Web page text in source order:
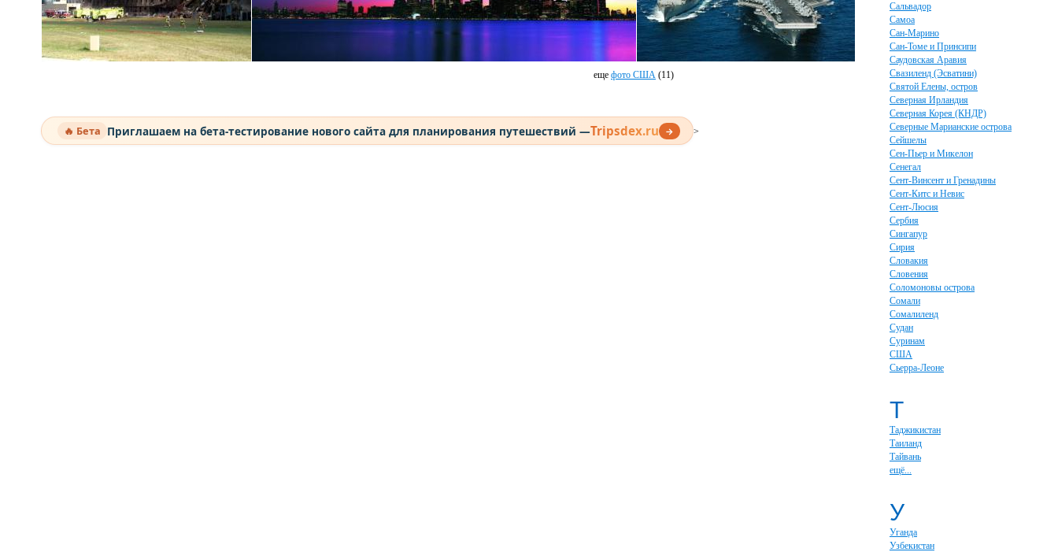
еще фото США (11)
🔥 Бета Приглашаем на бета-тестирование нового сайта для планирования путешествий —Tripsdex.ru → >
Сальвадор
Самоа
Сан-Марино
Сан-Томе и Принсипи
Саудовская Аравия
Свазиленд (Эсватини)
Святой Елены, остров
Северная Ирландия
Северная Корея (КНДР)
Северные Марианские острова
Сейшелы
Сен-Пьер и Микелон
Сенегал
Сент-Винсент и Гренадины
Сент-Китс и Невис
Сент-Люсия
Сербия
Сингапур
Сирия
Словакия
Словения
Соломоновы острова
Сомали
Сомалиленд
Судан
Суринам
США
Сьерра-Леоне
Т
Таджикистан
Таиланд
Тайвань
ещё...
У
Уганда
Узбекистан